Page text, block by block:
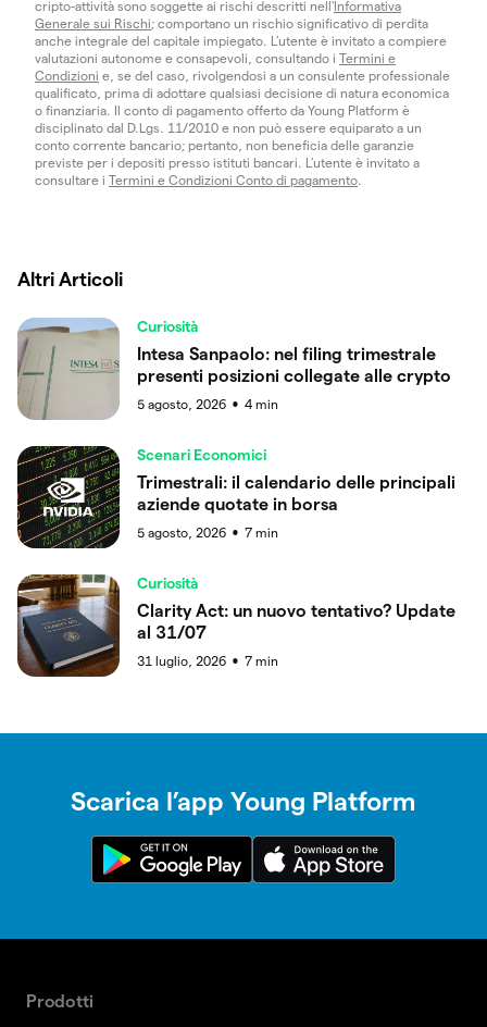
cripto-attività sono soggette ai rischi descritti nell'Informativa
Generale sui Rischi; comportano un rischio significativo di perdita
anche integrale del capitale impiegato. L’utente è invitato a compiere
valutazioni autonome e consapevoli, consultando i Termini e
Condizioni e, se del caso, rivolgendosi a un consulente professionale
qualificato, prima di adottare qualsiasi decisione di natura economica
o finanziaria. Il conto di pagamento offerto da Young Platform è
disciplinato dal D.Lgs. 11/2010 e non può essere equiparato a un
conto corrente bancario; pertanto, non beneficia delle garanzie
previste per i depositi presso istituti bancari. L’utente è invitato a
consultare i Termini e Condizioni Conto di pagamento.
Altri Articoli
Curiosità
Intesa Sanpaolo: nel filing trimestrale
presenti posizioni collegate alle crypto
5 agosto, 2026 ● 4 min
Scenari Economici
Trimestrali: il calendario delle principali
aziende quotate in borsa
5 agosto, 2026 ● 7 min
Curiosità
Clarity Act: un nuovo tentativo? Update
al 31/07
31 luglio, 2026 ● 7 min
Scarica l’app Young Platform
Prodotti